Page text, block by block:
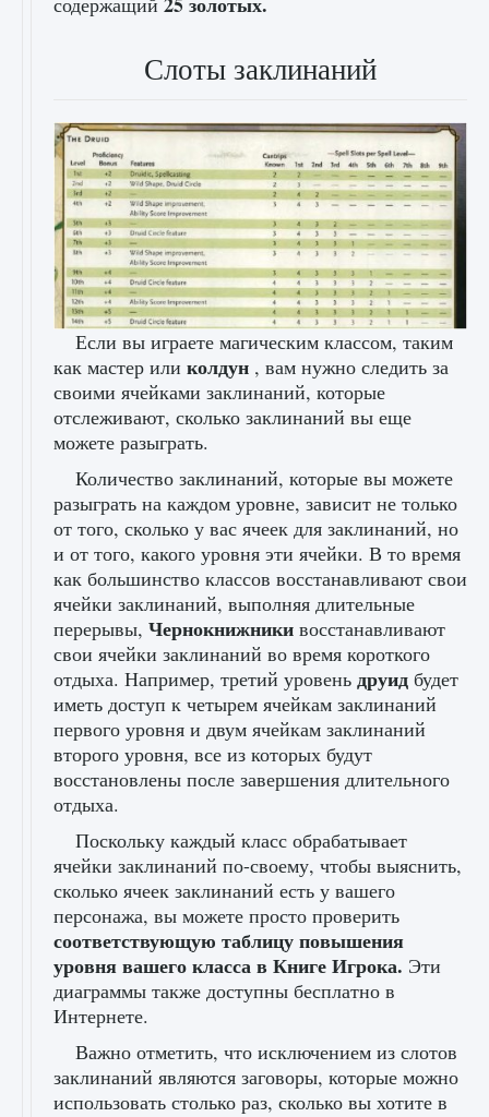
Слоты заклинаний
Если вы играете магическим классом, таким
как мастер или колдун , вам нужно следить за
своими ячейками заклинаний, которые
отслеживают, сколько заклинаний вы еще
можете разыграть.
Количество заклинаний, которые вы можете
разыграть на каждом уровне, зависит не только
от того, сколько у вас ячеек для заклинаний, но
и от того, какого уровня эти ячейки. В то время
как большинство классов восстанавливают свои
ячейки заклинаний, выполняя длительные
перерывы, Чернокнижники восстанавливают
свои ячейки заклинаний во время короткого
отдыха. Например, третий уровень друид будет
иметь доступ к четырем ячейкам заклинаний
первого уровня и двум ячейкам заклинаний
второго уровня, все из которых будут
восстановлены после завершения длительного
отдыха.
Поскольку каждый класс обрабатывает
ячейки заклинаний по-своему, чтобы выяснить,
сколько ячеек заклинаний есть у вашего
персонажа, вы можете просто проверить
соответствующую таблицу повышения
уровня вашего класса в Книге Игрока. Эти
диаграммы также доступны бесплатно в
Интернете.
Важно отметить, что исключением из слотов
заклинаний являются заговоры, которые можно
использовать столько раз, сколько вы хотите в